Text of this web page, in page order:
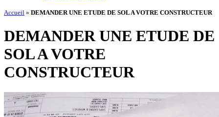
Accueil » DEMANDER UNE ETUDE DE SOL A VOTRE CONSTRUCTEUR
DEMANDER UNE ETUDE DE
SOL A VOTRE
CONSTRUCTEUR